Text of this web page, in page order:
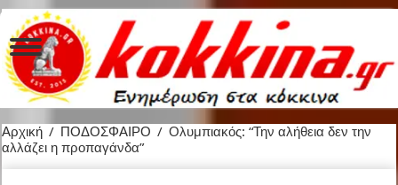
Αρχική / ΠΟΔΟΣΦΑΙΡΟ / Ολυμπιακός: “Την αλήθεια δεν την
αλλάζει η προπαγάνδα”